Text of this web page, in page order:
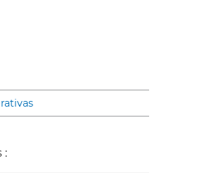
: